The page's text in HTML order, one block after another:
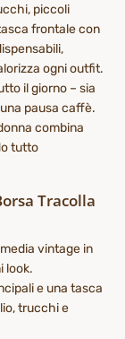
piccoli
frontale con
ogni outfit.
il giorno – sia
pausa caffè.
combina
tutto
Tracolla
vintage in
look.
e una tasca
trucchi e